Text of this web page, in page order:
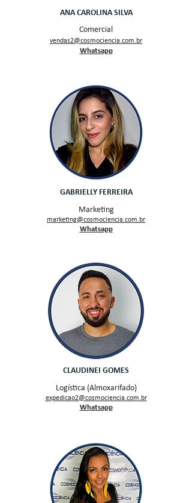
ANA CAROLINA SILVA
Comercial
vendas2@cosmociencia.com.br
Whatsapp
GABRIELLY FERREIRA
Marketing
marketing@cosmociencia.com.br
Whatsapp
CLAUDINEI GOMES
Logística (Almoxarifado)
expedicao2@cosmociencia.com.br
Whatsapp